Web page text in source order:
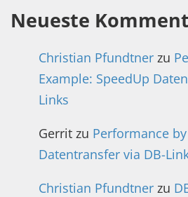
Neueste
Christian Pfundtner zu
Example: SpeedUp
Links
Gerrit zu Performance
Datentransfer via DB-
Christian Pfundtner zu